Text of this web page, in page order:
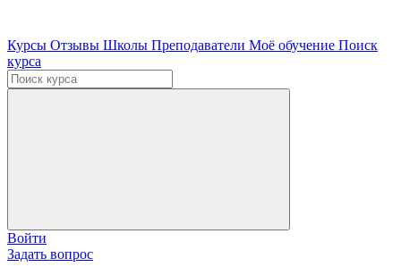
Курсы Отзывы Школы Преподаватели Моё обучение Поиск
курса
Войти
Задать вопрос